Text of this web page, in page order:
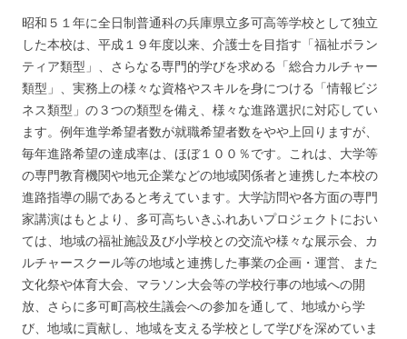
昭和５１年に全日制普通科の兵庫県立多可高等学校として独立
した本校は、平成１９年度以来、介護士を目指す「福祉ボラン
ティア類型」、さらなる専門的学びを求める「総合カルチャー
類型」、実務上の様々な資格やスキルを身につける「情報ビジ
ネス類型」の３つの類型を備え、様々な進路選択に対応してい
ます。例年進学希望者数が就職希望者数をやや上回りますが、
毎年進路希望の達成率は、ほぼ１００％です。これは、大学等
の専門教育機関や地元企業などの地域関係者と連携した本校の
進路指導の賜であると考えています。大学訪問や各方面の専門
家講演はもとより、多可高ちいきふれあいプロジェクトにおい
ては、地域の福祉施設及び小学校との交流や様々な展示会、カ
ルチャースクール等の地域と連携した事業の企画・運営、また
文化祭や体育大会、マラソン大会等の学校行事の地域への開
放、さらに多可町高校生議会への参加を通して、地域から学
び、地域に貢献し、地域を支える学校として学びを深めていま